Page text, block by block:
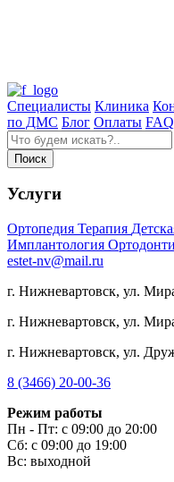
Специалисты Клиника
по ДМС Блог Оплаты FAQ
Услуги
Ортопедия Терапия
Имплантология
estet-nv@mail.ru
г. Нижневартовск, ул.
г. Нижневартовск, ул.
г. Нижневартовск, ул.
8 (3466) 20-00-36
Режим работы
Пн - Пт: с 09:00 до 20:00
Сб: с 09:00 до 19:00
Вс: выходной